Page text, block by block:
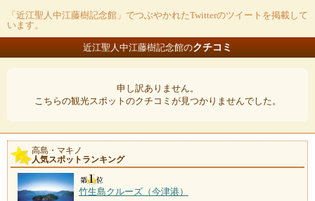
「近江聖人中江藤樹記念館」でつぶやかれたTwitterのツイートを掲載して
います。
近江聖人中江藤樹記念館のクチコミ
申し訳ありません。
こちらの観光スポットのクチコミが見つかりませんでした。
高島・マキノ
人気スポットランキング
竹生島クルーズ（今津港）